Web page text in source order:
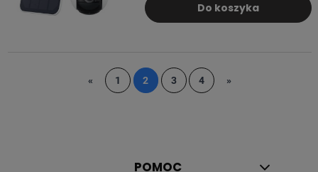
Do koszyka
« 1 2 3 4 »
POMOC